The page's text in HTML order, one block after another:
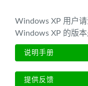
Windows XP 用户
Windows XP 的版本
说明手册
提供反馈